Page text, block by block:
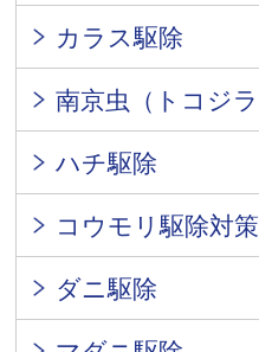
カラス駆除
南京虫（トコジ
ハチ駆除
コウモリ駆除対策
ダニ駆除